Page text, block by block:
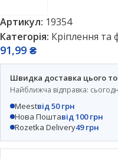
Артикул: 19354
Категорія: Кріплення та
91,99 ₴
Швидка доставка цього
Найближча відправка:
Meestвід 50 грн
Нова Поштавід 100 грн
Rozetka Delivery49 грн